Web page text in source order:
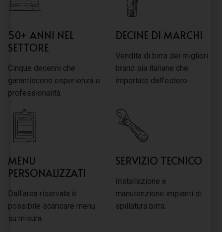
50+ ANNI NEL
SETTORE
Cinque decenni che
garantiscono esperienza e
professionalità.
DECINE DI MARCHI
Vendita di birra dei migliori
brand sia italiane che
importate dall'estero.
MENU
PERSONALIZZATI
Dall'area riservata è
possibile scaricare menu
su misura.
SERVIZIO TECNICO
Installazione e
manutenzione impianti di
spillatura birra.